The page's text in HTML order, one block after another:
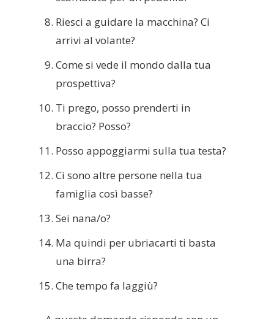
Riesci a guidare la macchina? Ci
arrivi al volante?
Come si vede il mondo dalla tua
prospettiva?
Ti prego, posso prenderti in
braccio? Posso?
Posso appoggiarmi sulla tua testa?
Ci sono altre persone nella tua
famiglia così basse?
Sei nana/o?
Ma quindi per ubriacarti ti basta
una birra?
Che tempo fa laggiù?